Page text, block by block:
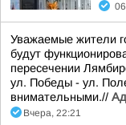
Уважаемые жители
будут
пересечении
ул. Победы - ул.
внимательными.//
Вчера, 22:21